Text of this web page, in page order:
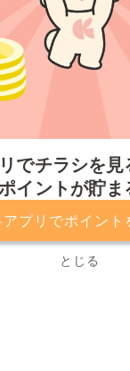
でチラシを見
イントが貯ま
プリでポイント
とじる
シーポリシー 利用規約
てのお問い合わせ